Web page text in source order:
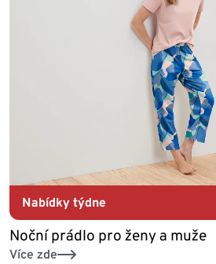
Nabídky týdne
Noční prádlo pro ženy a muže
Více zde